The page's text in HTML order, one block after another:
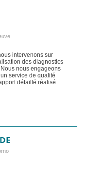
intervenons sur
des diagnostics
nous engageons
service de qualité
détaillé réalisé ...